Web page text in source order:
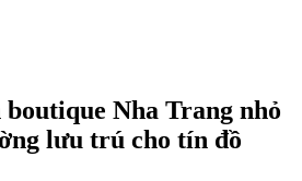
boutique Nha Trang nhỏ
lưu trú cho tín đồ